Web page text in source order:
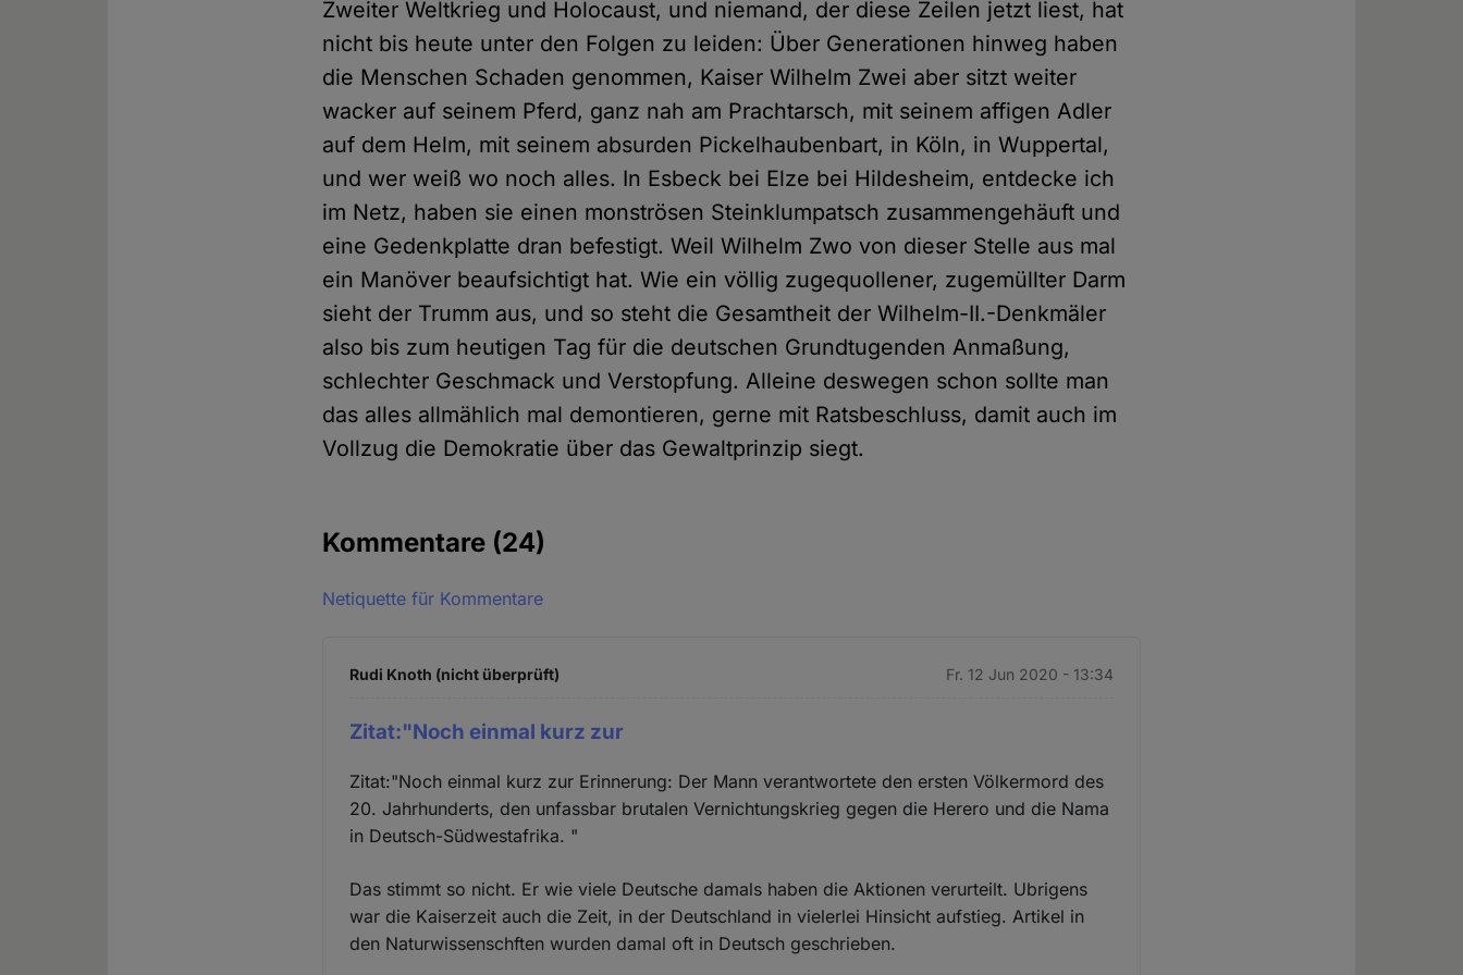
Zweiter Weltkrieg und Holocaust, und niemand, der diese Zeilen jetzt liest, hat
nicht bis heute unter den Folgen zu leiden: Über Generationen hinweg haben
die Menschen Schaden genommen, Kaiser Wilhelm Zwei aber sitzt weiter
wacker auf seinem Pferd, ganz nah am Prachtarsch, mit seinem affigen Adler
auf dem Helm, mit seinem absurden Pickelhaubenbart, in Köln, in Wuppertal,
und wer weiß wo noch alles. In Esbeck bei Elze bei Hildesheim, entdecke ich
im Netz, haben sie einen monströsen Steinklumpatsch zusammengehäuft und
eine Gedenkplatte dran befestigt. Weil Wilhelm Zwo von dieser Stelle aus mal
ein Manöver beaufsichtigt hat. Wie ein völlig zugequollener, zugemüllter Darm
sieht der Trumm aus, und so steht die Gesamtheit der Wilhelm-II.-Denkmäler
also bis zum heutigen Tag für die deutschen Grundtugenden Anmaßung,
schlechter Geschmack und Verstopfung. Alleine deswegen schon sollte man
das alles allmählich mal demontieren, gerne mit Ratsbeschluss, damit auch im
Vollzug die Demokratie über das Gewaltprinzip siegt.
Kommentare (24)
Netiquette für Kommentare
Rudi Knoth (nicht überprüft) Fr. 12 Jun 2020 - 13:34
Zitat:"Noch einmal kurz zur
Zitat:"Noch einmal kurz zur Erinnerung: Der Mann verantwortete den ersten Völkermord des
20. Jahrhunderts, den unfassbar brutalen Vernichtungskrieg gegen die Herero und die Nama
in Deutsch-Südwestafrika. "
Das stimmt so nicht. Er wie viele Deutsche damals haben die Aktionen verurteilt. Ubrigens
war die Kaiserzeit auch die Zeit, in der Deutschland in vielerlei Hinsicht aufstieg. Artikel in
den Naturwissenschften wurden damal oft in Deutsch geschrieben.